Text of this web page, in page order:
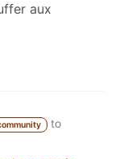
aux
to